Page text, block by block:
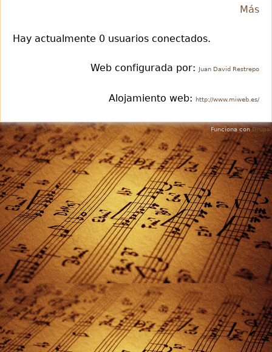
Más
Hay actualmente 0 usuarios conectados.
Web configurada por: Juan David Restrepo
Alojamiento web: http://www.miweb.es/
Funciona conDrupal